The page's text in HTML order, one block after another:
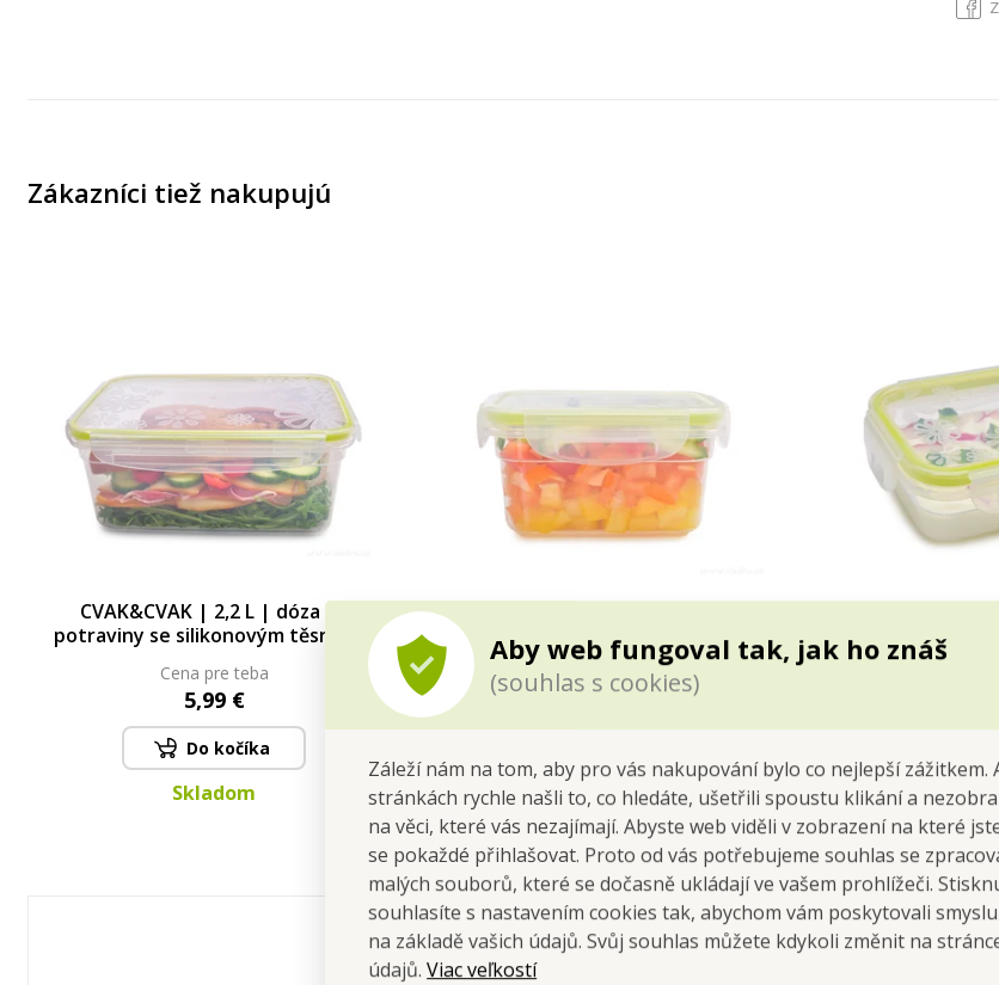
Aby web fungoval tak, jak ho znáš
(souhlas s cookies)
Záleží nám na tom, aby pro vás nakupování bylo co nejlepší zážitkem.
stránkách rychle našli to, co hledáte, ušetřili spoustu klikání a
na věci, které vás nezajímají. Abyste web viděli v zobrazení na které
se pokaždé přihlašovat. Proto od vás potřebujeme souhlas se
malých souborů, které se dočasně ukládají ve vašem prohlížeči.
souhlasíte s nastavením cookies tak, abychom vám poskytovali
na základě vašich údajů. Svůj souhlas můžete kdykoli změnit na
údajů.Viac veľkostí
Zákazníci tiež nakupujú
CVAK&CVAK | 2,2 L | dóza na
potraviny se silikonovým těsněním
Cena pre teba
5,99 €
Do kočíka
Skladom
potraviny se silikonovým těsněním
Cena pre teba
2,99 €
Skladom
potraviny se